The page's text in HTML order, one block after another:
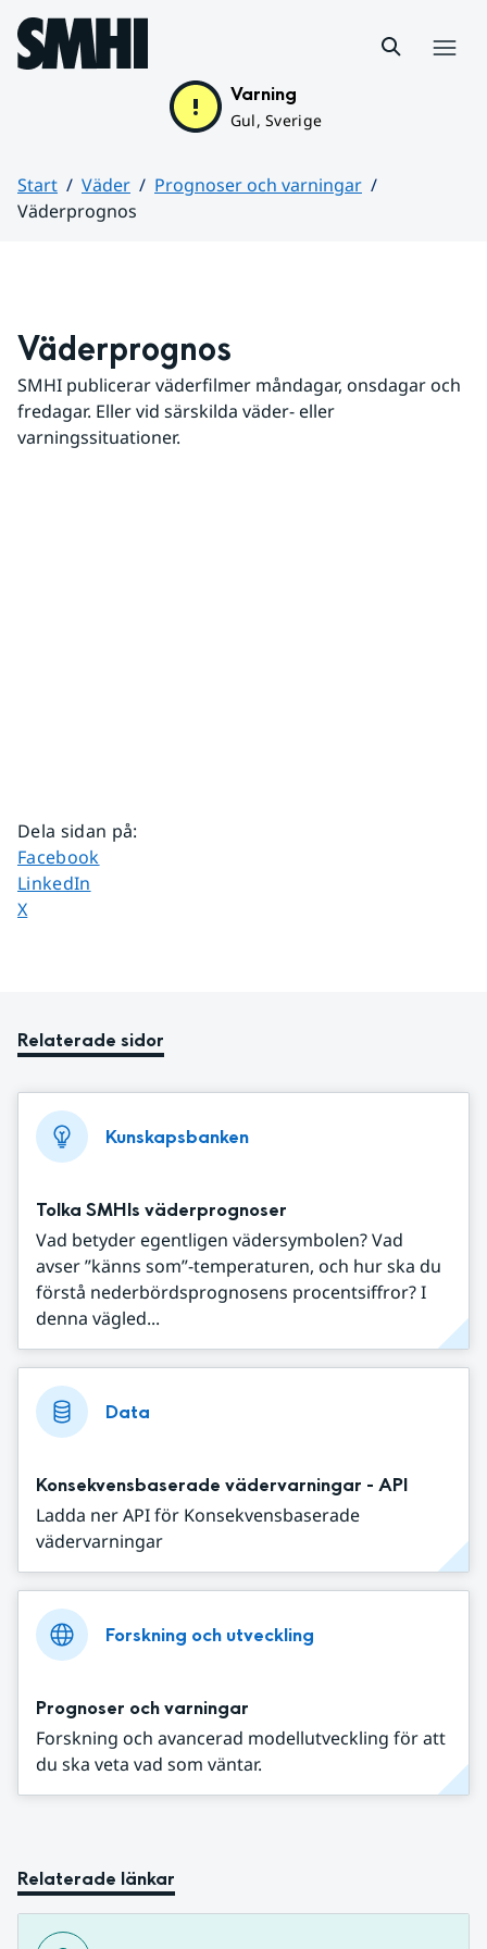
Hoppa till sidans innehåll
Varning
Gul, Sverige
Start Väder
Prognoser och varningar
Väderprognos
Väderprognos
SMHI publicerar väderfilmer måndagar, onsdagar och
fredagar. Eller vid särskilda väder- eller
varningssituationer.
Dela sidan på:
Dela sidan på
Facebook
Dela sidan på
LinkedIn
Dela sidan på
X
Relaterade sidor
Kunskapsbanken
Tolka SMHIs väderprognoser
Vad betyder egentligen vädersymbolen? Vad
avser ”känns som”-temperaturen, och hur ska du
förstå nederbördsprognosens procentsiffror? I
denna vägled...
Data
Konsekvensbaserade vädervarningar - API
Ladda ner API för Konsekvensbaserade
vädervarningar
Forskning och utveckling
Prognoser och varningar
Forskning och avancerad modellutveckling för att
du ska veta vad som väntar.
Relaterade länkar